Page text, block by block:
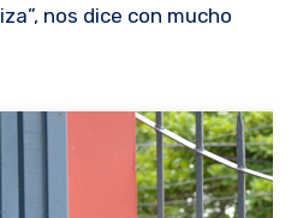
nos dice con mucho